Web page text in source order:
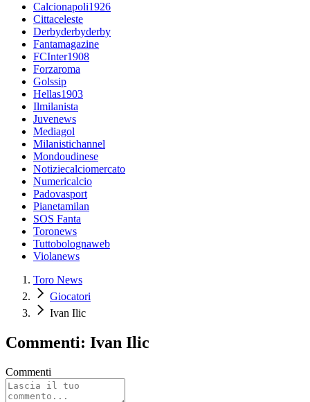
Calcionapoli1926
Cittaceleste
Derbyderbyderby
Fantamagazine
FCInter1908
Forzaroma
Golssip
Hellas1903
Ilmilanista
Juvenews
Mediagol
Milanistichannel
Mondoudinese
Notiziecalciomercato
Numericalcio
Padovasport
Pianetamilan
SOS Fanta
Toronews
Tuttobolognaweb
Violanews
Toro News
Giocatori
Ivan Ilic
Commenti: Ivan Ilic
Commenti